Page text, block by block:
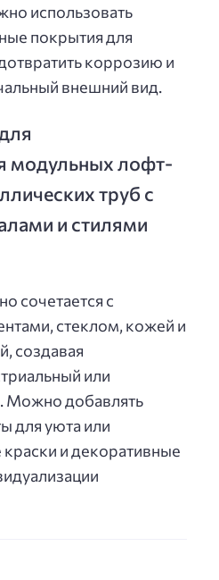
использовать
покрытия для
коррозию и
внешний вид.
модульных лофт-
труб с
и стилями
сочетается с
стеклом, кожей и
создавая
или
Можно добавлять
для уюта или
краски и декоративные